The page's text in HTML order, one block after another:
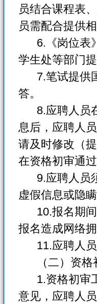
员结合课程表
员需配合提供相
6.《岗位表》
学生处等部门
7.笔试提供国
答。
8.应聘人员在
息后，应聘人
请及时修改（
在资格初审通
9.应聘人员须
虚假信息或隐
10.报名期间
报名造成网络
11.应聘人员
（二）资格
1.资格初审工
意见，应聘人